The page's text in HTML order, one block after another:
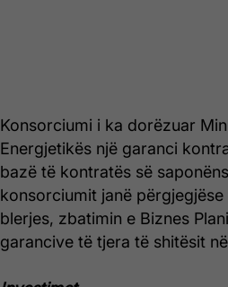
Konsorciumi i ka dorëzuar
Energjetikës një garanci
bazë të kontratës së
konsorciumit janë
blerjes, zbatimin e Biznes
garancive të tjera të shitësit